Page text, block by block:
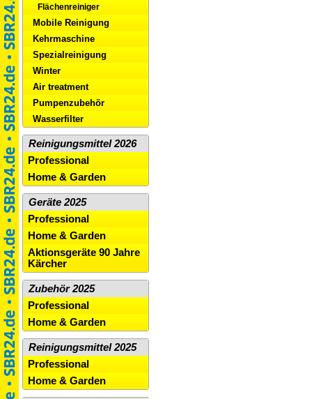
Flächenreiniger
Mobile Reinigung
Kehrmaschine
Spezialreinigung
Winter
Air treatment
Pumpenzubehör
Wasserfilter
Reinigungsmittel 2026
Professional
Home & Garden
Geräte 2025
Professional
Home & Garden
Aktionsgeräte 90 Jahre
Kärcher
Zubehör 2025
Professional
Home & Garden
Reinigungsmittel 2025
Professional
Home & Garden